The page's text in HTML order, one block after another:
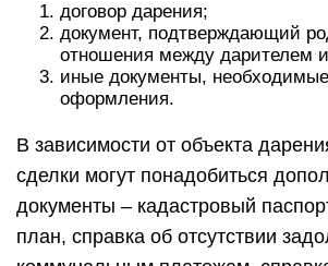
договор дарения;
документ, подтверждающий
отношения между дарителем
иные документы,
оформления.
В зависимости от объекта
сделки могут понадобиться
документы – кадастровый
план, справка об отсутствии